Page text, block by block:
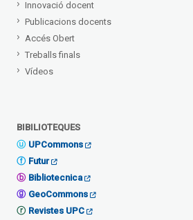
Innovació docent
Publicacions docents
Accés Obert
Treballs finals
Vídeos
BIBILIOTEQUES
UPCommons
Futur
Bibliotecnica
GeoCommons
Revistes UPC